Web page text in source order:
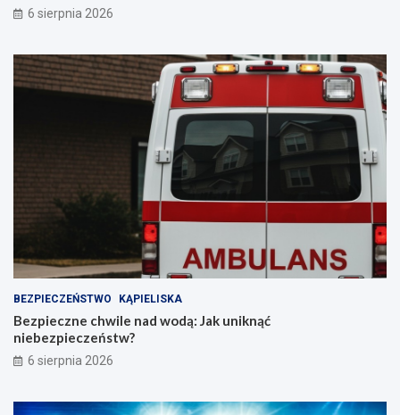
6 sierpnia 2026
BEZPIECZEŃSTWO KĄPIELISKA
Bezpieczne chwile nad wodą: Jak uniknąć
niebezpieczeństw?
6 sierpnia 2026